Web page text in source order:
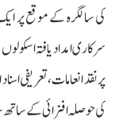
کی سالگرہ کے موقع پر
پر نقد انعامات، تعریفی
کی حوصلہ افزائی کے ساتھ